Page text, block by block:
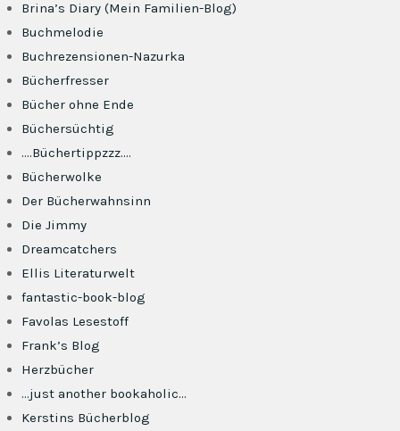
Brina’s Diary (Mein Familien-Blog)
Buchmelodie
Buchrezensionen-Nazurka
Bücherfresser
Bücher ohne Ende
Büchersüchtig
….Büchertippzzz….
Bücherwolke
Der Bücherwahnsinn
Die Jimmy
Dreamcatchers
Ellis Literaturwelt
fantastic-book-blog
Favolas Lesestoff
Frank’s Blog
Herzbücher
…just another bookaholic…
Kerstins Bücherblog